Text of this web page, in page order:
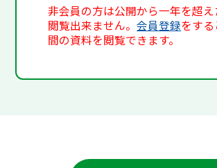
非会員の方は公開から一年を超
閲覧出来ません。会員登録をす
間の資料を閲覧できます。